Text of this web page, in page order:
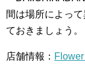
間は場所によっ
ておきましょう。
店舗情報：